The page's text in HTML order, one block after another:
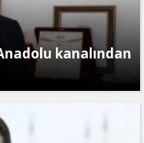
kanalından